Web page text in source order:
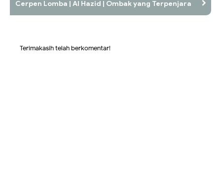
Cerpen Lomba | Al Hazid | Ombak yang Terpenjara
Terimakasih telah berkomentar!